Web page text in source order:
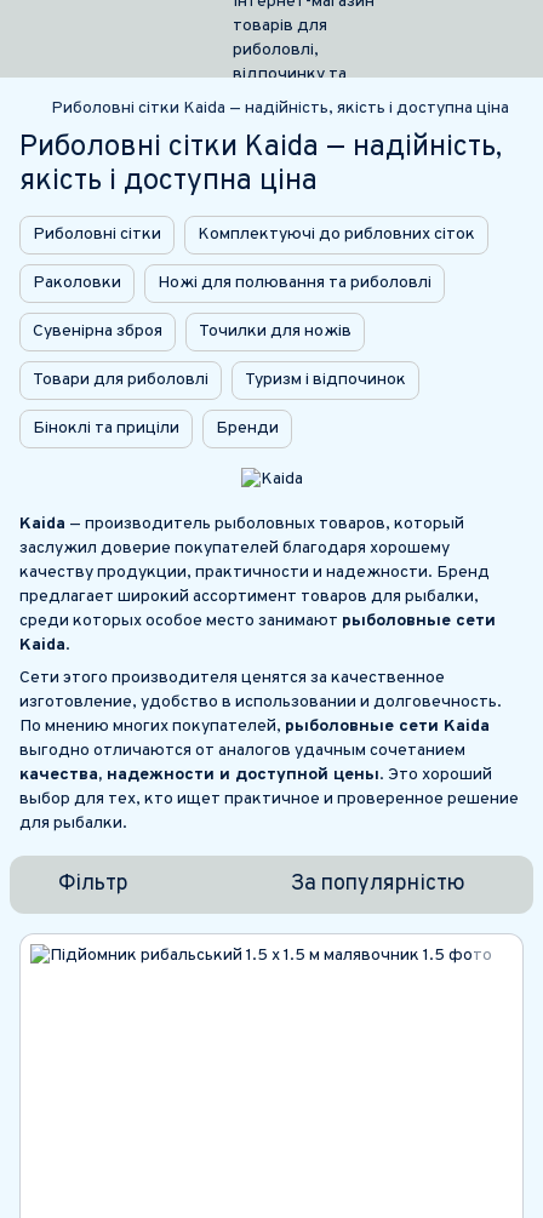
Риболовні сітки Kaida — надійність, якість і доступна ціна
Риболовні сітки Kaida — надійність,
якість і доступна ціна
Риболовні сітки Комплектуючі до рибловних сіток
Раколовки Ножі для полювання та риболовлі
Сувенірна зброя Точилки для ножів
Товари для риболовлі Туризм і відпочинок
Біноклі та приціли Бренди
Kaida — производитель рыболовных товаров, который
заслужил доверие покупателей благодаря хорошему
качеству продукции, практичности и надежности. Бренд
предлагает широкий ассортимент товаров для рыбалки,
среди которых особое место занимают рыболовные сети
Kaida.
Сети этого производителя ценятся за качественное
изготовление, удобство в использовании и долговечность.
По мнению многих покупателей, рыболовные сети Kaida
выгодно отличаются от аналогов удачным сочетанием
качества, надежности и доступной цены. Это хороший
выбор для тех, кто ищет практичное и проверенное решение
для рыбалки.
Фільтр За популярністю